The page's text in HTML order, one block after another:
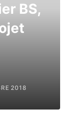
BS,
2018